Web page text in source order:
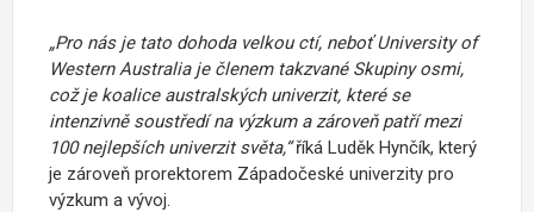
„Pro nás je tato dohoda velkou ctí, neboť University of
Western Australia je členem takzvané Skupiny osmi,
což je koalice australských univerzit, které se
intenzivně soustředí na výzkum a zároveň patří mezi
100 nejlepších univerzit světa,“říká Luděk Hynčík, který
je zároveň prorektorem Západočeské univerzity pro
výzkum a vývoj.